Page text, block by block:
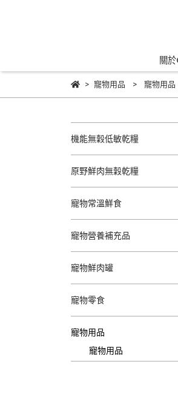
關
寵物用品 寵物用品
機能無穀低敏乾糧
原野鮮肉無穀乾糧
寵物常溫鮮食
寵物營養補充品
寵物鮮肉罐
寵物零食
寵物用品
寵物用品